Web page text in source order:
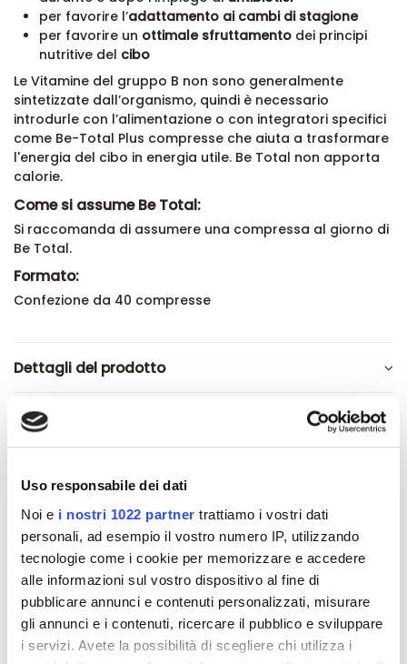
Uso responsabile dei dati
Noi e i nostri 1022 partner trattiamo i vostri dati
personali, ad esempio il vostro numero IP, utilizzando
tecnologie come i cookie per memorizzare e accedere
alle informazioni sul vostro dispositivo al fine di
pubblicare annunci e contenuti personalizzati, misurare
gli annunci e i contenuti, ricercare il pubblico e sviluppare
i servizi. Avete la possibilità di scegliere chi utilizza i
per favorire l’adattamento ai cambi di stagione
per favorire un ottimale sfruttamento dei principi
nutritive del cibo
Le Vitamine del gruppo B non sono generalmente
sintetizzate dall’organismo, quindi è necessario
introdurle con l’alimentazione o con integratori specifici
come Be-Total Plus compresse che aiuta a trasformare
l'energia del cibo in energia utile. Be Total non apporta
calorie.
Come si assume Be Total:
Si raccomanda di assumere una compressa al giorno di
Be Total.
Formato:
Confezione da 40 compresse
Dettagli del prodotto
Recensioni
Altri prodotti che potrebbero
interessarti
-42% -42%